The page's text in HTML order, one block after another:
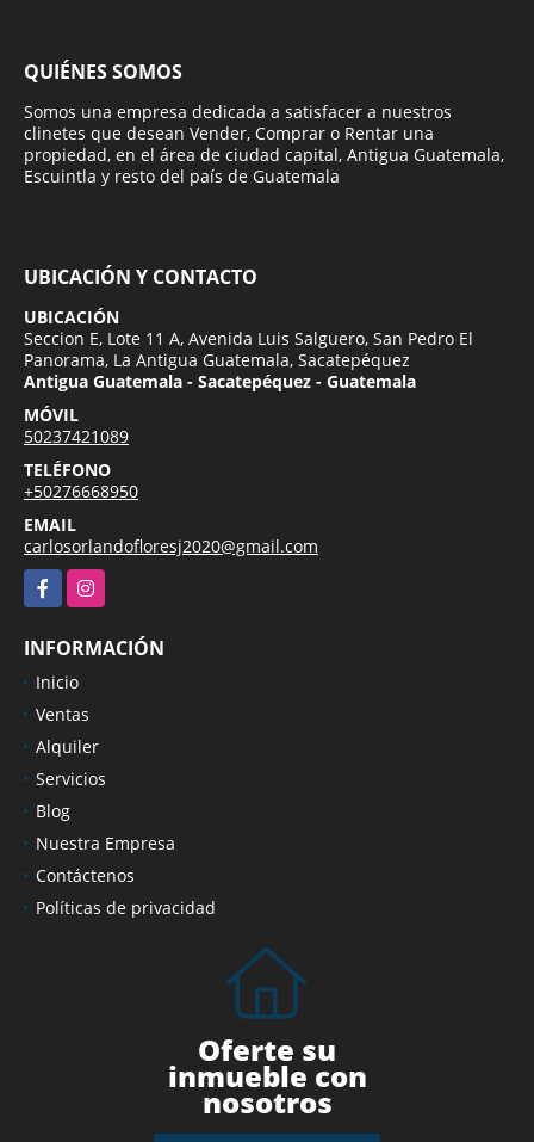
QUIÉNES SOMOS
Somos una empresa dedicada a satisfacer a nuestros
clinetes que desean Vender, Comprar o Rentar una
propiedad, en el área de ciudad capital, Antigua Guatemala,
Escuintla y resto del país de Guatemala
UBICACIÓN Y CONTACTO
UBICACIÓN
Seccion E, Lote 11 A, Avenida Luis Salguero, San Pedro El
Panorama, La Antigua Guatemala, Sacatepéquez
Antigua Guatemala - Sacatepéquez - Guatemala
MÓVIL
50237421089
TELÉFONO
+50276668950
EMAIL
carlosorlandofloresj2020@gmail.com
FacebookInstagram
INFORMACIÓN
Inicio
Ventas
Alquiler
Servicios
Blog
Nuestra Empresa
Contáctenos
Políticas de privacidad
Oferte su
inmueble con
nosotros